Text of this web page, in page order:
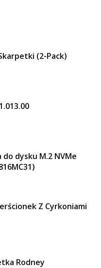
(2-Pack)
do dysku M.2 NVMe
Z Cyrkoniami
Rodney